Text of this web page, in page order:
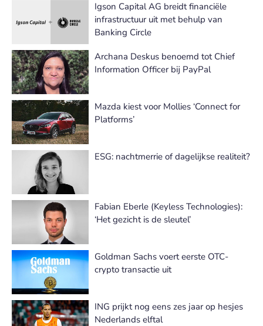
Igson Capital AG breidt financiële
infrastructuur uit met behulp van
Banking Circle
Archana Deskus benoemd tot Chief
Information Officer bij PayPal
Mazda kiest voor Mollies ‘Connect for
Platforms’
ESG: nachtmerrie of dagelijkse realiteit?
Fabian Eberle (Keyless Technologies):
‘Het gezicht is de sleutel’
Goldman Sachs voert eerste OTC-
crypto transactie uit
ING prijkt nog eens zes jaar op hesjes
Nederlands elftal